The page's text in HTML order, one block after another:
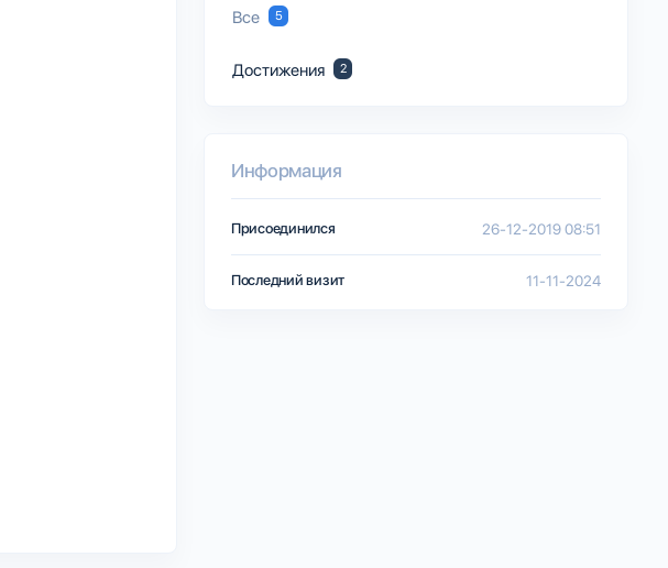
Все 5
Достижения 2
Информация
Присоединился 26-12-2019 08:51
Последний визит 11-11-2024